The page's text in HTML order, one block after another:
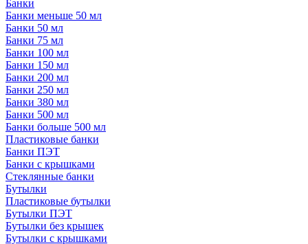
Банки
Банки меньше 50 мл
Банки 50 мл
Банки 75 мл
Банки 100 мл
Банки 150 мл
Банки 200 мл
Банки 250 мл
Банки 380 мл
Банки 500 мл
Банки больше 500 мл
Пластиковые банки
Банки ПЭТ
Банки с крышками
Стеклянные банки
Бутылки
Пластиковые бутылки
Бутылки ПЭТ
Бутылки без крышек
Бутылки с крышками